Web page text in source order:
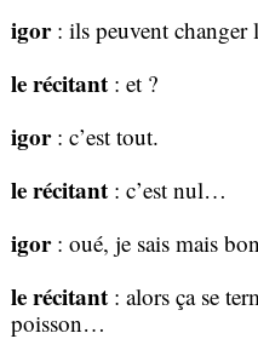
igor: ils peuvent changer
le récitant: et ?
igor: c’est tout.
le récitant: c’est nul…
igor: oué, je sais mais
le récitant: alors ça se
poisson…